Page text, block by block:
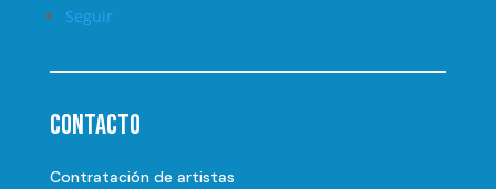
Seguir
Contacto
Contratación de artistas